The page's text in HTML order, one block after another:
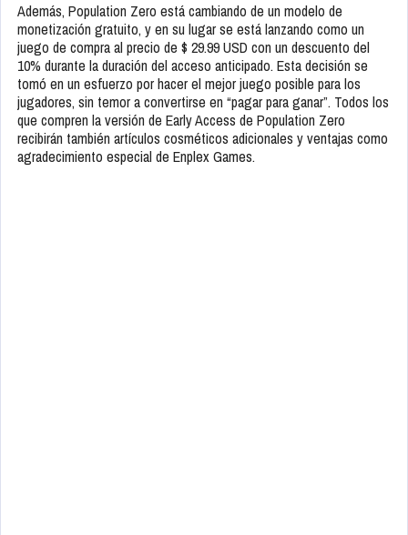
Además, Population Zero está cambiando de un modelo de
monetización gratuito, y en su lugar se está lanzando como un
juego de compra al precio de $ 29.99 USD con un descuento del
10% durante la duración del acceso anticipado. Esta decisión se
tomó en un esfuerzo por hacer el mejor juego posible para los
jugadores, sin temor a convertirse en “pagar para ganar”. Todos los
que compren la versión de Early Access de Population Zero
recibirán también artículos cosméticos adicionales y ventajas como
agradecimiento especial de Enplex Games.